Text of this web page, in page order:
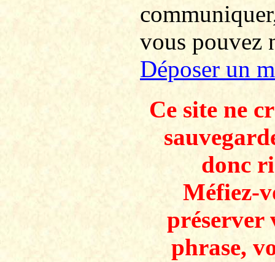
vous pouvez
Déposer un
Ce site ne
donc
Méfiez-
préserver
phrase,